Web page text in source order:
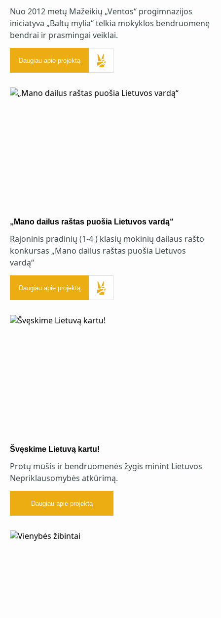
Nuo 2012 metų Mažeikių „Ventos“ progimnazijos
iniciatyva „Baltų mylia“ telkia mokyklos bendruomenę
bendrai ir prasmingai veiklai.
Daugiau apie projektą
„Mano dailus raštas puošia Lietuvos vardą“
Rajoninis pradinių (1-4 ) klasių mokinių dailaus rašto
konkursas „Mano dailus raštas puošia Lietuvos
vardą“
Daugiau apie projektą
Švęskime Lietuvą kartu!
Protų mūšis ir bendruomenės žygis minint Lietuvos
Nepriklausomybės atkūrimą.
Daugiau apie projektą